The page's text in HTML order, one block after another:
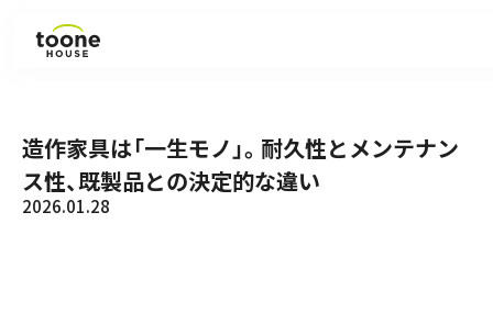
ラインナップ
造作家具は「一生モノ」。耐久性とメンテナン
ス性、既製品との決定的な違い
2026.01.28